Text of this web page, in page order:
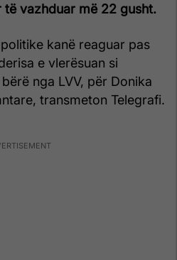
të vazhduar më 22 gusht.
kanë reaguar pas
e vlerësuan si
nga LVV, për Donika
transmeton Telegrafi.